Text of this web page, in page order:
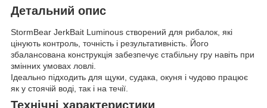
Детальний опис
StormBear JerkBait Luminous створений для рибалок, які
цінують контроль, точність і результативність. Його
збалансована конструкція забезпечує стабільну гру навіть при
змінних умовах ловлі.
Ідеально підходить для щуки, судака, окуня і чудово працює
як у стоячій воді, так і на течії.
Технічні характеристики